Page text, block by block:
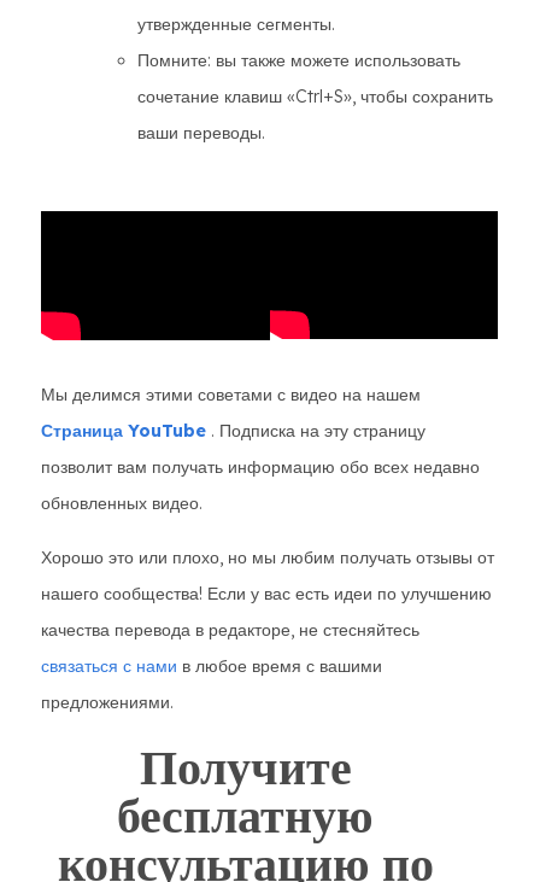
утвержденные сегменты.
Помните: вы также можете использовать
сочетание клавиш «Ctrl+S», чтобы сохранить
ваши переводы.
Мы делимся этими советами с видео на нашем
Страница YouTube . Подписка на эту страницу
позволит вам получать информацию обо всех недавно
обновленных видео.
Хорошо это или плохо, но мы любим получать отзывы от
нашего сообщества! Если у вас есть идеи по улучшению
качества перевода в редакторе, не стесняйтесь
связаться с нами в любое время с вашими
предложениями.
Получите
бесплатную
консультацию по